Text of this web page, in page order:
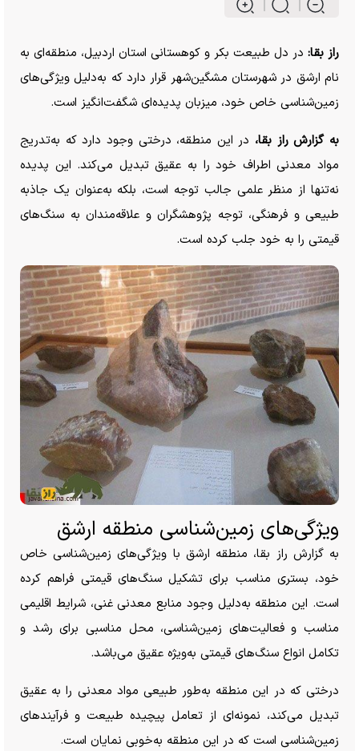
راز بقا: در دل طبیعت بکر و کوهستانی استان اردبیل، منطقه‌ای به
نام ارشق در شهرستان مشگین‌شهر قرار دارد که به‌دلیل ویژگی‌های
زمین‌شناسی خاص خود، میزبان پدیده‌ای شگفت‌انگیز است.
به گزارش راز بقا، در این منطقه، درختی وجود دارد که به‌تدریج
مواد معدنی اطراف خود را به عقیق تبدیل می‌کند. این پدیده
نه‌تنها از منظر علمی جالب توجه است، بلکه به‌عنوان یک جاذبه
طبیعی و فرهنگی، توجه پژوهشگران و علاقه‌مندان به سنگ‌های
قیمتی را به خود جلب کرده است.
ویژگی‌های زمین‌شناسی منطقه ارشق
به گزارش راز بقا، منطقه ارشق با ویژگی‌های زمین‌شناسی خاص
خود، بستری مناسب برای تشکیل سنگ‌های قیمتی فراهم کرده
است. این منطقه به‌دلیل وجود منابع معدنی غنی، شرایط اقلیمی
مناسب و فعالیت‌های زمین‌شناسی، محل مناسبی برای رشد و
تکامل انواع سنگ‌های قیمتی به‌ویژه عقیق می‌باشد.
درختی که در این منطقه به‌طور طبیعی مواد معدنی را به عقیق
تبدیل می‌کند، نمونه‌ای از تعامل پیچیده طبیعت و فرآیند‌های
زمین‌شناسی است که در این منطقه به‌خوبی نمایان است.